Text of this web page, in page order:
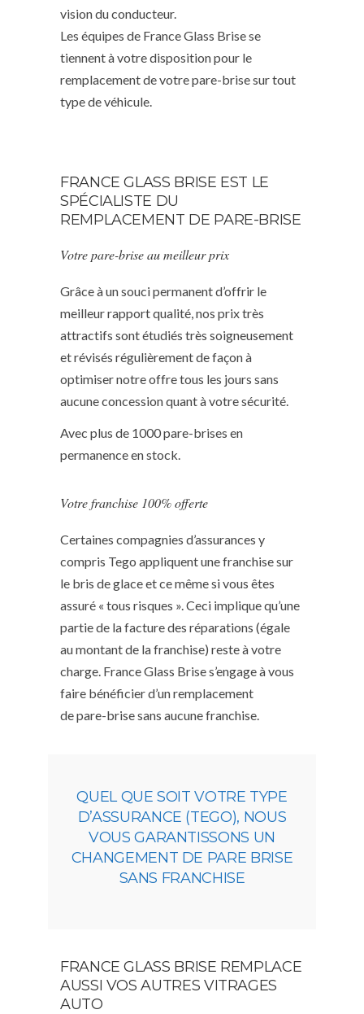
vision du conducteur.
Les équipes de France Glass Brise se
tiennent à votre disposition pour le
remplacement de votre pare-brise sur tout
type de véhicule.
FRANCE GLASS BRISE EST LE
SPÉCIALISTE DU
REMPLACEMENT DE PARE-BRISE
Votre pare-brise au meilleur prix
Grâce à un souci permanent d’offrir le
meilleur rapport qualité, nos prix très
attractifs sont étudiés très soigneusement
et révisés régulièrement de façon à
optimiser notre offre tous les jours sans
aucune concession quant à votre sécurité.
Avec plus de 1000 pare-brises en
permanence en stock.
Votre franchise 100% offerte
Certaines compagnies d’assurances y
compris Tego appliquent une franchise sur
le bris de glace et ce même si vous êtes
assuré « tous risques ». Ceci implique qu’une
partie de la facture des réparations (égale
au montant de la franchise) reste à votre
charge. France Glass Brise s’engage à vous
faire bénéficier d’un remplacement
de pare-brise sans aucune franchise.
QUEL QUE SOIT VOTRE TYPE
D’ASSURANCE (TEGO), NOUS
VOUS GARANTISSONS UN
CHANGEMENT DE PARE BRISE
SANS FRANCHISE
FRANCE GLASS BRISE REMPLACE
AUSSI VOS AUTRES VITRAGES
AUTO